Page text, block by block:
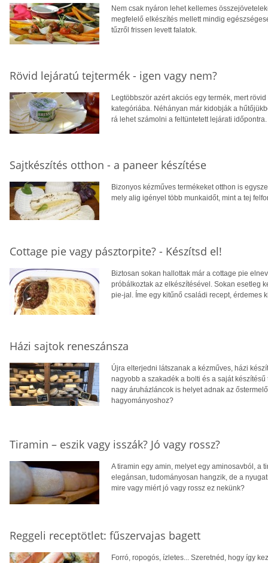
Nem csak nyáron lehet kellemes
megfelelő elkészítés mellett mindig
tűzről frissen levett falatok.
Rövid lejáratú tejtermék - igen vagy nem?
Legtöbbször azért akciós egy termék, mert
kategóriába. Néhányan már kidobják a
rá lehet számolni a feltüntetett lejárati
Sajtkészítés otthon - a paneer készítése
Bizonyos kézműves termékeket otthon is
mely alig igényel több munkaidőt, mint a tej
Cottage pie vagy pásztorpite? - Készítsd el!
Biztosan sokan hallottak már a cottage pie
próbálkoztak az elkészítésével. Sokan esetleg
pie-jal. Íme egy kitűnő családi recept, érdemes
Házi sajtok reneszánsza
Újra elterjedni látszanak a kézműves, házi
nagyobb a szakadék a bolti és a saját
nagy áruházláncok is helyet adnak az
hagyományoshoz?
Tiramin – eszik vagy isszák? Jó vagy rossz?
A tiramin egy amin, melyet egy aminosavból, a
elegánsan, tudományosan hangzik, de a
mire vagy miért jó vagy rossz ez nekünk?
Reggeli receptötlet: fűszervajas bagett
Forró, ropogós, ízletes... Szeretnéd, hogy így